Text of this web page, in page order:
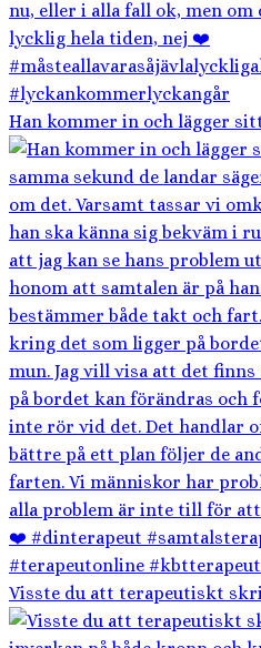
Han kommer in och lägger
Visste du att terapeutiskt